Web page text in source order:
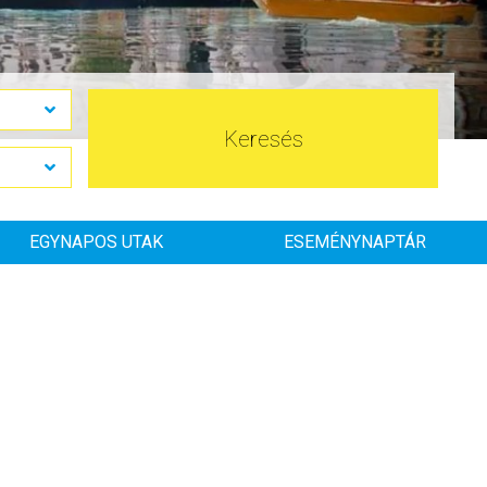
Keresés
EGYNAPOS UTAK ESEMÉNYNAPTÁR